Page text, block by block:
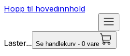
Hopp til hovedinnhold
Laster... Se handlekurv - 0 vare